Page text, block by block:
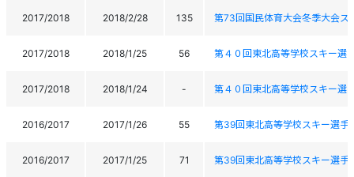
2017/2018 2018/2/28 135 第73回国民体育大会冬季大会ス
2017/2018 2018/1/25 56 第４０回東北高等学校スキー選
2017/2018 2018/1/24 - 第４０回東北高等学校スキー選
2016/2017 2017/1/26 55 第39回東北高等学校スキー選手
2016/2017 2017/1/25 71 第39回東北高等学校スキー選手